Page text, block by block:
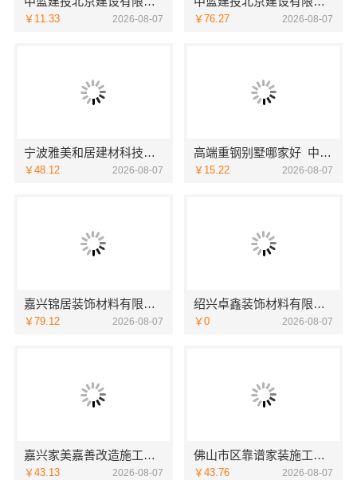
￥11.33 2026-08-07 ￥76.27 2026-08-07
宁波雅美和居建材科技有限公司海曙家装施工线下门店地址
￥48.12 2026-08-07
高端重钢别墅哪家好_中蓝建投北京建设有限公司四川
￥15.22 2026-08-07
嘉兴锦居装饰材料有限公司：嘉兴高端装饰地址
￥79.12 2026-08-07
绍兴卓鑫装饰材料有限公司柯桥区专业靠谱装修施工队
￥0 2026-08-07
嘉兴家美嘉善改造施工预算
￥43.13 2026-08-07
佛山市区靠谱家装施工选佛山市雅居美家建筑装饰工程有限公司
￥43.76 2026-08-07